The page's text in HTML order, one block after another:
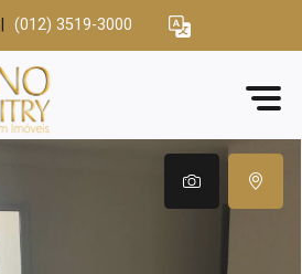
(012) 3519-3000